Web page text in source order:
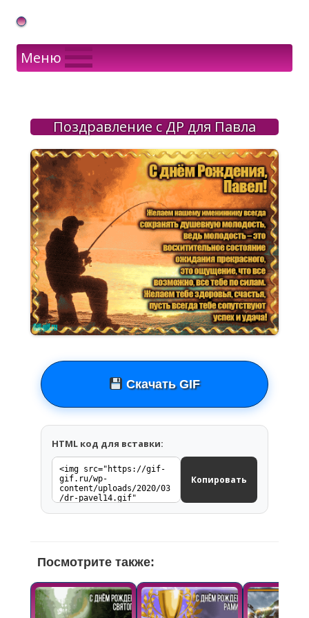
Gif Открытки в подарок
Меню
Поздравление с ДР для Павла
Скачать GIF
HTML код для вставки:
Копировать
Посмотрите также: